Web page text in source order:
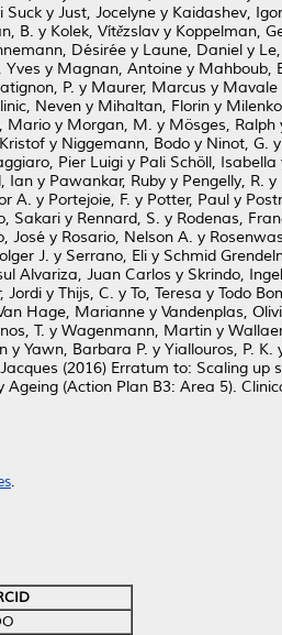
Suck y Just, Jocelyne y Kaidashev,
B. y Kolek, Vítězslav y Koppelman,
Désirée y Laune, Daniel y
Yves y Magnan, Antoine y Mahboub,
P. y Maurer, Marcus y Mavale
Neven y Mihaltan, Florin y
Mario y Morgan, M. y Mösges, Ralph
y Niggemann, Bodo y Ninot, G. y
Pier Luigi y Pali Schöll, Isabella
Ian y Pawankar, Ruby y Pengelly, R. y
A. y Portejoie, F. y Potter, Paul y
Sakari y Rennard, S. y Rodenas,
José y Rosario, Nelson A. y
J. y Serrano, Eli y Schmid
Alvariza, Juan Carlos y Skrindo,
Jordi y Thijs, C. y To, Teresa y Todo
Hage, Marianne y Vandenplas,
T. y Wagenmann, Martin y
y Yawn, Barbara P. y Yiallouros, P. K.
(2016) Erratum to: Scaling up
(Action Plan B3: Area 5).
.